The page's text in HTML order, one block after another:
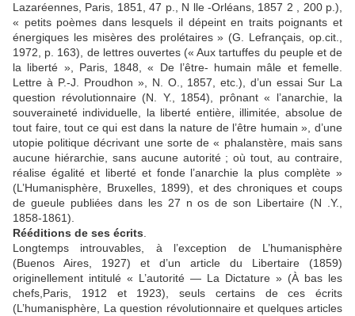
Lazaréennes, Paris, 1851, 47 p., N lle -Orléans, 1857 2 , 200 p.),
« petits poèmes dans lesquels il dépeint en traits poignants et
énergiques les misères des prolétaires » (G. Lefrançais, op.cit.,
1972, p. 163), de lettres ouvertes (« Aux tartuffes du peuple et de
la liberté », Paris, 1848, « De l’être- humain mâle et femelle.
Lettre à P.-J. Proudhon », N. O., 1857, etc.), d’un essai Sur La
question révolutionnaire (N. Y., 1854), prônant « l’anarchie, la
souveraineté individuelle, la liberté entière, illimitée, absolue de
tout faire, tout ce qui est dans la nature de l’être humain », d’une
utopie politique décrivant une sorte de « phalanstère, mais sans
aucune hiérarchie, sans aucune autorité ; où tout, au contraire,
réalise égalité et liberté et fonde l’anarchie la plus complète »
(L’Humanisphère, Bruxelles, 1899), et des chroniques et coups
de gueule publiées dans les 27 n os de son Libertaire (N .Y.,
1858-1861).
Rééditions de ses écrits
Longtemps introuvables, à l’exception de L’humanisphère
(Buenos Aires, 1927) et d’un article du Libertaire (1859)
originellement intitulé « L’autorité — La Dictature » (À bas les
chefs,Paris, 1912 et 1923), seuls certains de ces écrits
(L’humanisphère, La question révolutionnaire et quelques articles